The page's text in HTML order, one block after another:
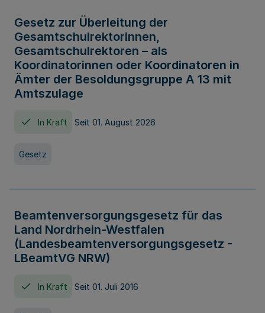
Gesetz zur Überleitung der
Gesamtschulrektorinnen,
Gesamtschulrektoren – als
Koordinatorinnen oder Koordinatoren in
Ämter der Besoldungsgruppe A 13 mit
Amtszulage
In Kraft Seit 01. August 2026
Gesetz
Beamtenversorgungsgesetz für das
Land Nordrhein-Westfalen
(Landesbeamtenversorgungsgesetz -
LBeamtVG NRW)
In Kraft Seit 01. Juli 2016